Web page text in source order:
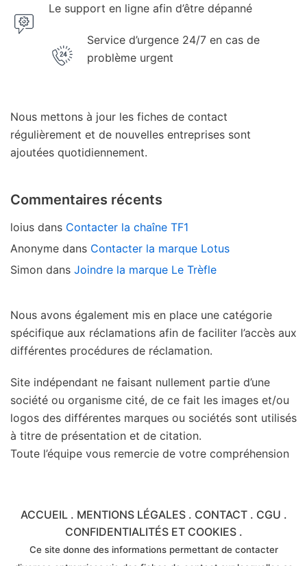
Le support en ligne afin d’être dépanné
Service d’urgence 24/7 en cas de
problème urgent
Nous mettons à jour les fiches de contact
régulièrement et de nouvelles entreprises sont
ajoutées quotidiennement.
Commentaires récents
loius dans Contacter la chaîne TF1
Anonyme dans Contacter la marque Lotus
Simon dans Joindre la marque Le Trèfle
Nous avons également mis en place une catégorie
spécifique aux réclamations afin de faciliter l’accès aux
différentes procédures de réclamation.
Site indépendant ne faisant nullement partie d’une
société ou organisme cité, de ce fait les images et/ou
logos des différentes marques ou sociétés sont utilisés
à titre de présentation et de citation.
Toute l’équipe vous remercie de votre compréhension
ACCUEIL. MENTIONS LÉGALES. CONTACT. CGU .
CONFIDENTIALITÉS ET COOKIES.
Ce site donne des informations permettant de contacter